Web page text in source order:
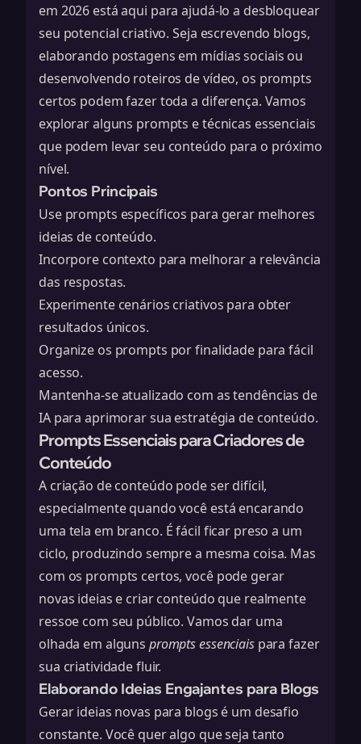
em 2026 está aqui para ajudá-lo a desbloquear
seu potencial criativo. Seja escrevendo blogs,
elaborando postagens em mídias sociais ou
desenvolvendo roteiros de vídeo, os prompts
certos podem fazer toda a diferença. Vamos
explorar alguns prompts e técnicas essenciais
que podem levar seu conteúdo para o próximo
nível.
Pontos Principais
Use prompts específicos para gerar melhores
ideias de conteúdo.
Incorpore contexto para melhorar a relevância
das respostas.
Experimente cenários criativos para obter
resultados únicos.
Organize os prompts por finalidade para fácil
acesso.
Mantenha-se atualizado com as tendências de
IA para aprimorar sua estratégia de conteúdo.
Prompts Essenciais para Criadores de
Conteúdo
A criação de conteúdo pode ser difícil,
especialmente quando você está encarando
uma tela em branco. É fácil ficar preso a um
ciclo, produzindo sempre a mesma coisa. Mas
com os prompts certos, você pode gerar
novas ideias e criar conteúdo que realmente
ressoe com seu público. Vamos dar uma
olhada em alguns prompts essenciaispara fazer
sua criatividade fluir.
Elaborando Ideias Engajantes para Blogs
Gerar ideias novas para blogs é um desafio
constante. Você quer algo que seja tanto